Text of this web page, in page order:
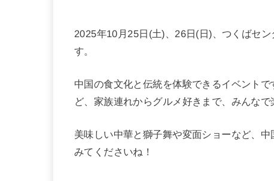
2025年10月25日(土)、26日(日)、つくばセ
す。
中国の食文化と伝統を体験できるイベント
ど、家族連れからグルメ好きまで、みんなで
美味しい中華と獅子舞や変面ショーなど、
みてくださいね！